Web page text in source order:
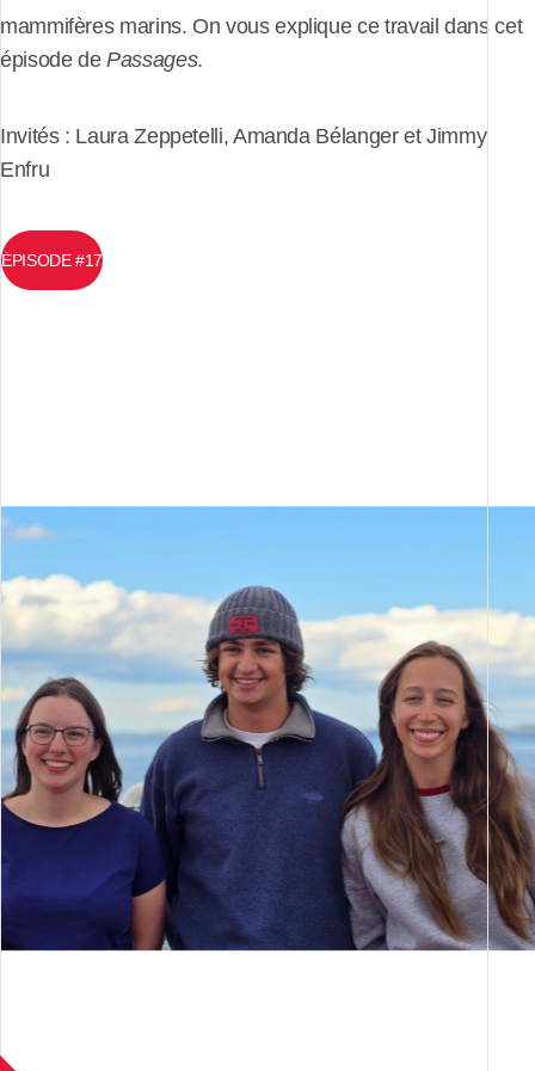
mammifères marins. On vous explique ce travail dans cet
épisode dePassages.
Invités : Laura Zeppetelli, Amanda Bélanger et Jimmy
Enfru
ÉPISODE #17